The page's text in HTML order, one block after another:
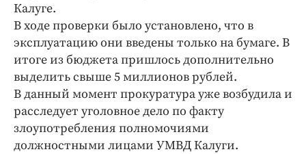
ПРОЕКТЫ
Блоги
Издания
Медиаперсона
Интересное чтиво
Клиника года
Бренд года
Калуге.
В ходе проверки было установлено, что в
эксплуатацию они введены только на бумаге. В
итоге из бюджета пришлось дополнительно
выделить свыше 5 миллионов рублей.
В данный момент прокуратура уже возбудила и
расследует уголовное дело по факту
злоупотребления полномочиями
должностными лицами УМВД Калуги.